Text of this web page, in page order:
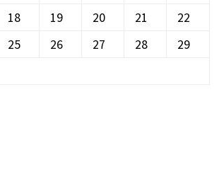
18 19 20 21
22
25 26 27 28
29